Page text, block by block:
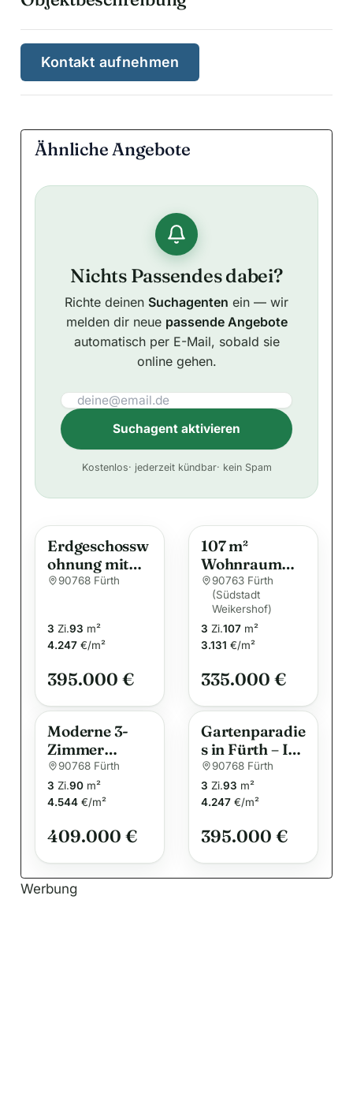
Kontakt aufnehmen
Ähnliche Angebote
Nichts Passendes dabei?
Richte deinen Suchagenten ein — wir
melden dir neue passende Angebote
automatisch per E-Mail, sobald sie
online gehen.
Suchagent aktivieren
t
Kostenlos· jederzeit kündbar· kein Spam
Erdgeschossw
ohnung mit
großem
sonniger
Terrasse und
zwei
Tiefgaragenst
ellplätzen
90768 Fürth
3 Zi.93 m²
4.247 €/m²
395.000 €
107 m²
Wohnraum
zur freien
Gestaltung –
Ihr neues
Zuhause in
Fürth
90763 Fürth
(Südstadt
Weikershof)
3 Zi.107 m²
3.131 €/m²
335.000 €
Moderne 3-
Zimmer
Wohnung mit
Balkon in
Atzenhof,
90768 Fürth
3 Zi.90 m²
4.544 €/m²
409.000 €
Gartenparadie
s in Fürth – Ihr
neues Zuhause
90768 Fürth
3 Zi.93 m²
4.247 €/m²
395.000 €
Werbung